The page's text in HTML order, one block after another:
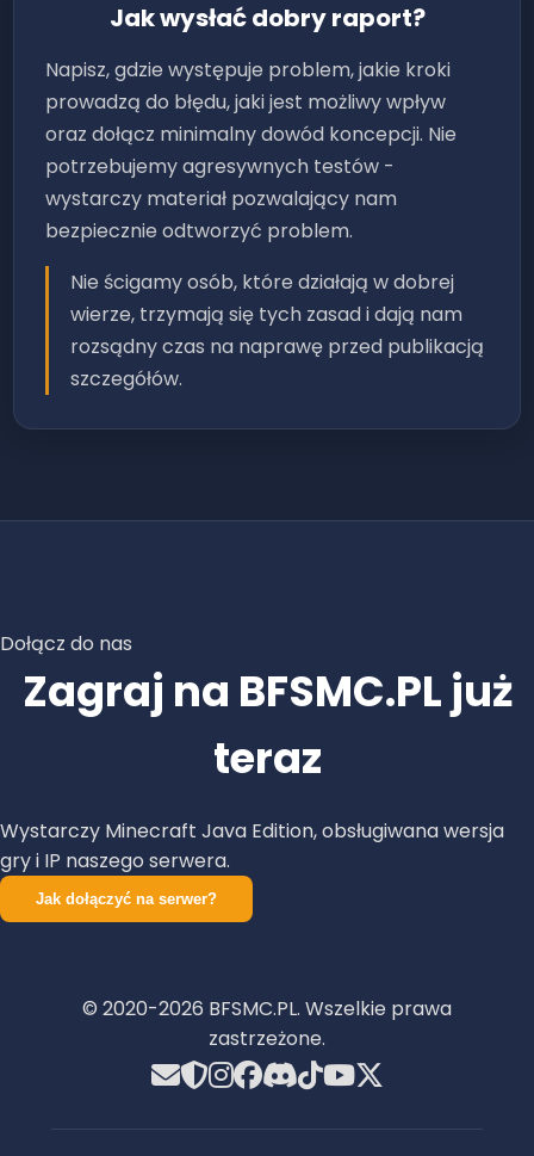
Jak wysłać dobry raport?
Napisz, gdzie występuje problem, jakie kroki
prowadzą do błędu, jaki jest możliwy wpływ
oraz dołącz minimalny dowód koncepcji. Nie
potrzebujemy agresywnych testów -
wystarczy materiał pozwalający nam
bezpiecznie odtworzyć problem.
Nie ścigamy osób, które działają w dobrej
wierze, trzymają się tych zasad i dają nam
rozsądny czas na naprawę przed publikacją
szczegółów.
Dołącz do nas
Zagraj na BFSMC.PL już
teraz
Wystarczy Minecraft Java Edition, obsługiwana wersja
gry i IP naszego serwera.
Jak dołączyć na serwer?
© 2020-2026 BFSMC.PL. Wszelkie prawa
zastrzeżone.